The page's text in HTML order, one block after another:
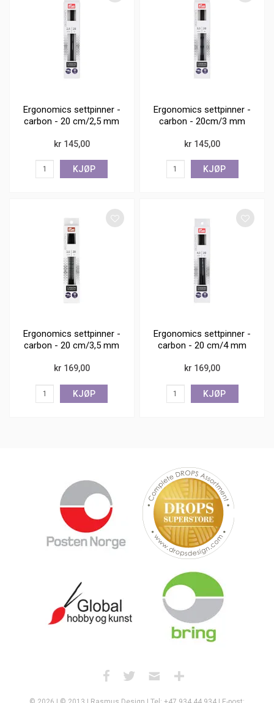
Ergonomics settpinner -
carbon - 20 cm/2,5 mm
kr 145,00
KJØP
Ergonomics settpinner -
carbon - 20cm/3 mm
kr 145,00
KJØP
Ergonomics settpinner -
carbon - 20 cm/3,5 mm
kr 169,00
KJØP
Ergonomics settpinner -
carbon - 20 cm/4 mm
kr 169,00
KJØP